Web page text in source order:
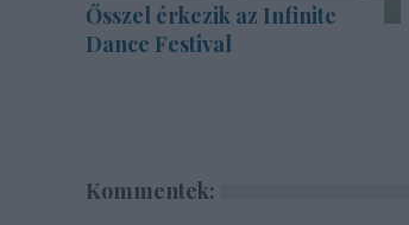
Ősszel érkezik az Infinite
Dance Festival
Kommentek: